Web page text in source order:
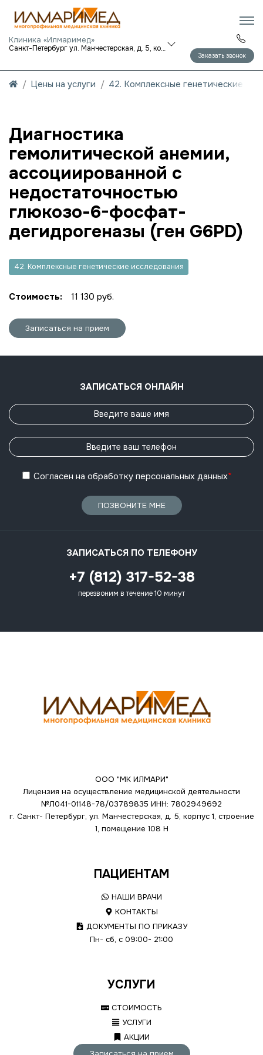
Клиника «Илмаримед»
Санкт-Петербург ул. Манчестерская, д. 5, корп. 1
Заказать звонок
Цены на услуги 42. Комплексные генетические
Диагностика
гемолитической анемии,
ассоциированной с
недостаточностью
глюкозо-6-фосфат-
дегидрогеназы (ген G6PD)
42. Комплексные генетические исследования
Стоимость: 11 130 руб.
Записаться на прием
ЗАПИСАТЬСЯ ОНЛАЙН
Согласен на обработку персональных данных*
ПОЗВОНИТЕ МНЕ
ЗАПИСАТЬСЯ ПО ТЕЛЕФОНУ
+7 (812) 317-52-38
перезвоним в течение 10 минут
ООО "МК ИЛМАРИ"
Лицензия на осуществление медицинской деятельности
№Л041-01148-78/03789835 ИНН: 7802949692
г. Санкт- Петербург, ул. Манчестерская, д. 5, корпус 1, строение
1, помещение 108 Н
ПАЦИЕНТАМ
НАШИ ВРАЧИ
КОНТАКТЫ
ДОКУМЕНТЫ ПО ПРИКАЗУ
Пн- сб, с 09:00- 21:00
УСЛУГИ
СТОИМОСТЬ
УСЛУГИ
АКЦИИ